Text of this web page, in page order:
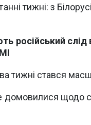
тижні: з
російський слід
тижні стався
домовилися щодо